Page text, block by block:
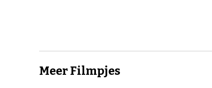
Meer Filmpjes